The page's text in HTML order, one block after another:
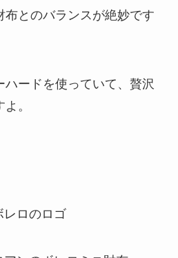
布とのバランスが絶妙です
ハードを使っていて、贅沢
。